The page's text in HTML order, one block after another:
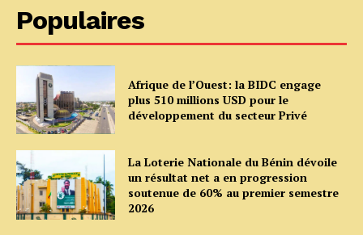
Populaires
Afrique de l’Ouest: la BIDC engage
plus 510 millions USD pour le
développement du secteur Privé
La Loterie Nationale du Bénin dévoile
un résultat net a en progression
soutenue de 60% au premier semestre
2026